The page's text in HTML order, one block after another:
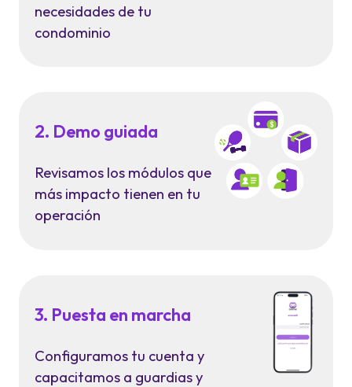
necesidades de tu
condominio
2. Demo guiada
Revisamos los módulos que
más impacto tienen en tu
operación
3. Puesta en marcha
Configuramos tu cuenta y
capacitamos a guardias y